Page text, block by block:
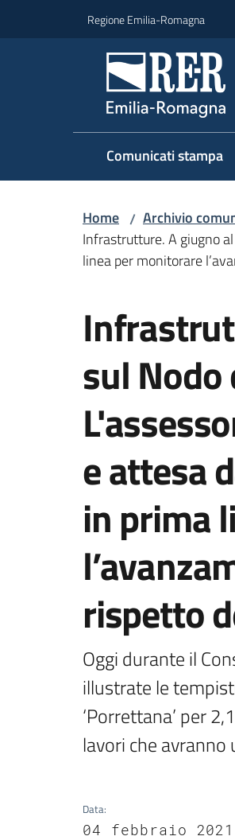
Regione Emilia-Romagna
Comunicati stampa
Home / Archivio
Infrastrutture. A giugno
linea per monitorare
sul Nodo
e attesa
in prima
rispetto
Oggi durante il
illustrate le
‘Porrettana’ per
lavori che
Data:
04 febbraio